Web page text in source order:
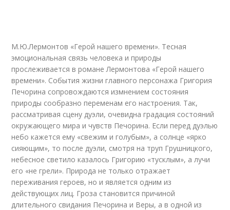
М.Ю.Лермонтов «Герой нашего времени». Тесная
эмоциональная связь человека и природы
прослеживается в романе Лермонтова «Герой нашего
времени». События жизни главного персонажа Григория
Печорина сопровождаются измнением состояния
природы сообразно переменам его настроения. Так,
рассматривая сцену дуэли, очевидна градация состояний
окружающего мира и чувств Печорина. Если перед дуэлью
небо кажется ему «свежим и голубым», а солнце «ярко
сияющим», то после дуэли, смотря на труп Грушницкого,
небесное светило казалось Григорию «тусклым», а лучи
его «не грели». Природа не только отражает
переживания героев, но и является одним из
действующих лиц. Гроза становится причиной
длительного свидания Печорина и Веры, а в одной из